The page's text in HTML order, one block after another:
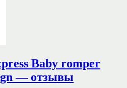
Baby romper
— отзывы